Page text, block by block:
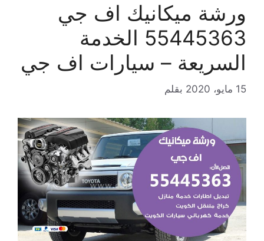
ورشة ميكانيك اف جي
55445363 الخدمة
السريعة – سيارات اف جي
15 مايو، 2020 بقلم